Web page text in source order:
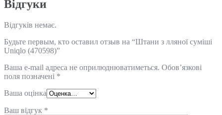
Відгуки
Відгуків немає.
Будьте первым, кто оставил отзыв на “Штани з лляної суміші
Uniqlo (470598)”
Ваша e-mail адреса не оприлюднюватиметься. Обов’язкові
поля позначені *
Ваша оцінка
Ваш відгук *